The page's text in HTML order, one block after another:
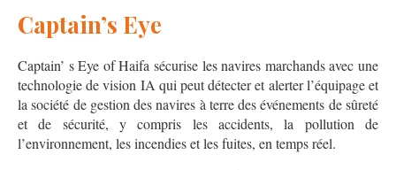
Captain’s Eye
Captain’ s Eye of Haifa sécurise les navires marchands avec une
technologie de vision IA qui peut détecter et alerter l’équipage et
la société de gestion des navires à terre des événements de sûreté
et de sécurité, y compris les accidents, la pollution de
l’environnement, les incendies et les fuites, en temps réel.